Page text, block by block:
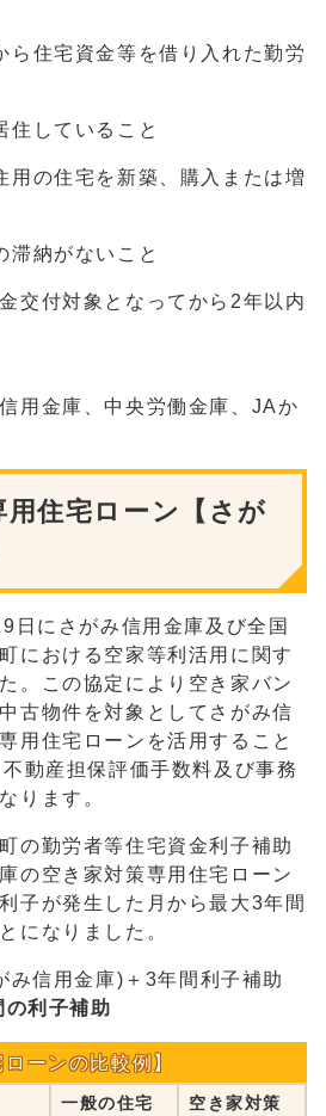
ら住宅資金等を借り入れた勤労
住していること
用の住宅を新築、購入または増
滞納がないこと
交付対象となってから2年以内
用金庫、中央労働金庫、JAか
用住宅ローン【さが
にさがみ信用金庫及び全国
における空家等利活用に関す
。この協定により空き家バン
古物件を対象としてさがみ信
用住宅ローンを活用すること
動産担保評価手数料及び事務
ります。
の勤労者等住宅資金利子補助
の空き家対策専用住宅ローン
子が発生した月から最大3年間
になりました。
信用金庫)＋3年間利子補助
の利子補助
ローンの比較例】
一般の住宅
空き家対策